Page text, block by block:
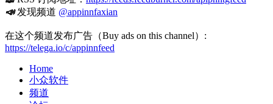
📣发现频道 @appinnfaxian
在这个频道发布广告（Buy ads on this channel）:
https://telega.io/c/appinnfeed
Home
小众软件
频道